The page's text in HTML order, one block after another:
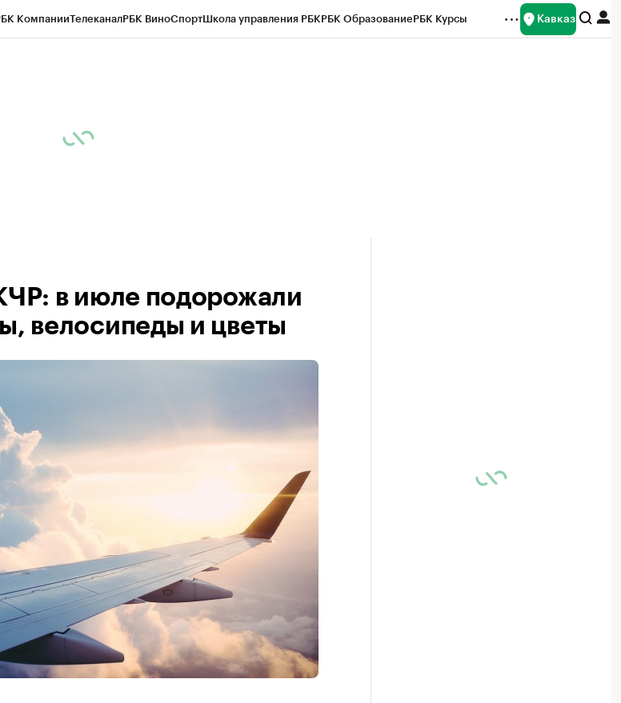
КомпанииТелеканалРБК ВиноСпортШкола управления РБКРБК ОбразованиеРБК Курсы Кавказ
в июле подорожали
велосипеды и цветы